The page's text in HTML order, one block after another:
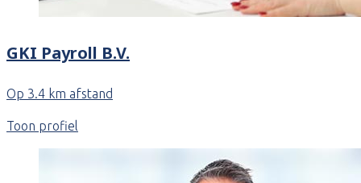
GKI Payroll B.V.
Op 3.4 km afstand
Toon profiel